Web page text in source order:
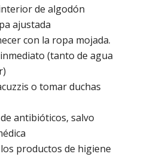
de algodón
ajustada
con la ropa mojada.
(tanto de agua
o tomar duchas
antibióticos, salvo
productos de higiene